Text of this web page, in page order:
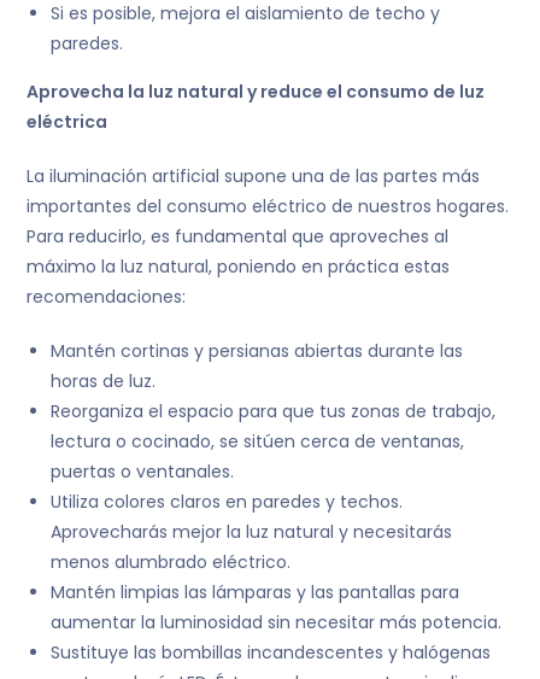
Si es posible, mejora el aislamiento de techo y
paredes.
Aprovecha la luz natural y reduce el consumo de luz
eléctrica
La iluminación artificial supone una de las partes más
importantes del consumo eléctrico de nuestros hogares.
Para reducirlo, es fundamental que aproveches al
máximo la luz natural, poniendo en práctica estas
recomendaciones:
Mantén cortinas y persianas abiertas durante las
horas de luz.
Reorganiza el espacio para que tus zonas de trabajo,
lectura o cocinado, se sitúen cerca de ventanas,
puertas o ventanales.
Utiliza colores claros en paredes y techos.
Aprovecharás mejor la luz natural y necesitarás
menos alumbrado eléctrico.
Mantén limpias las lámparas y las pantallas para
aumentar la luminosidad sin necesitar más potencia.
Sustituye las bombillas incandescentes y halógenas